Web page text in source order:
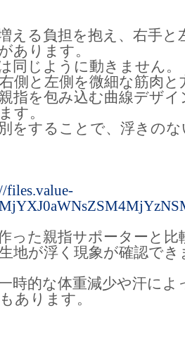
える負担を抱え、右手
あります。
同じように動きません。
側と左側を微細な筋肉
指を包み込む曲線デザ
す。
をすることで、浮きの
files.value-
った親指サポーターと
地が浮く現象が確認でき
時的な体重減少や汗に
あります。